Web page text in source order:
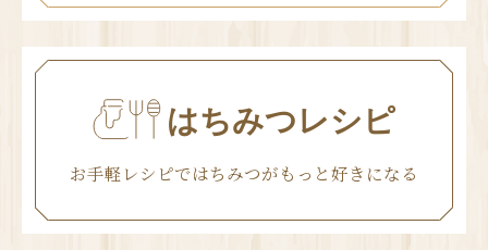
はちみつレシピ
お手軽レシピではちみつがもっと好きになる